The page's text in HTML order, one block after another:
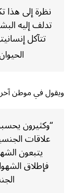
نظرة إلى هذا
تدلف إليه
تتآكل
ويقول في موطن
“وكثيرون
علاقات
يتبعون
فإطلاق